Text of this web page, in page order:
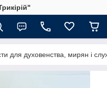
для духовенства, мирян і